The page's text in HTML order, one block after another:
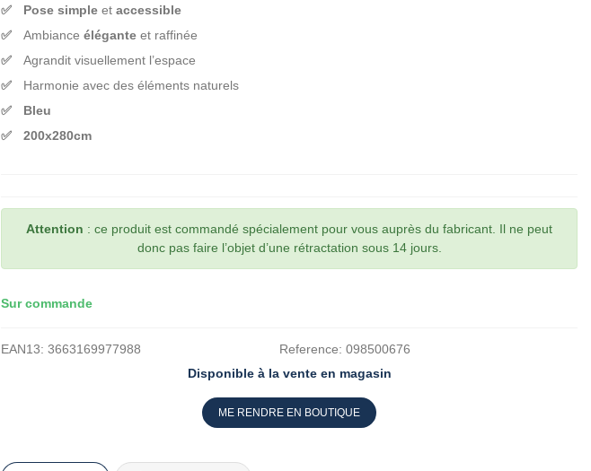
Pose simple et accessible
Ambiance élégante et raffinée
Agrandit visuellement l’espace
Harmonie avec des éléments naturels
Bleu
200x280cm
Attention : ce produit est commandé spécialement pour vous auprès du fabricant. Il ne peut
donc pas faire l’objet d’une rétractation sous 14 jours.
Sur commande
EAN13: 3663169977988 Reference: 098500676
Disponible à la vente en magasin
ME RENDRE EN BOUTIQUE